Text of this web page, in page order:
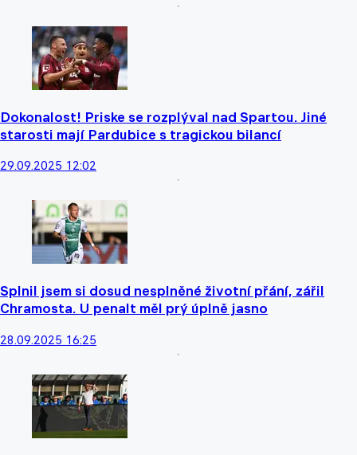
Dokonalost! Priske se rozplýval nad Spartou. Jiné
starosti mají Pardubice s tragickou bilancí
29.09.2025 12:02
Splnil jsem si dosud nesplněné životní přání, zářil
Chramosta. U penalt měl prý úplně jasno
28.09.2025 16:25